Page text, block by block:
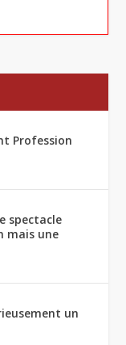
Profession
spectacle
mais une
un